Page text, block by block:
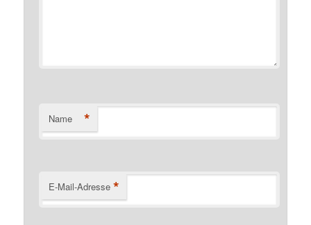
Name *
E-Mail-Adresse *